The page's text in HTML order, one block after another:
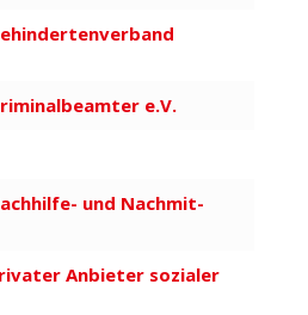
e.V.
und Nach­mit­
Anbieter sozialer